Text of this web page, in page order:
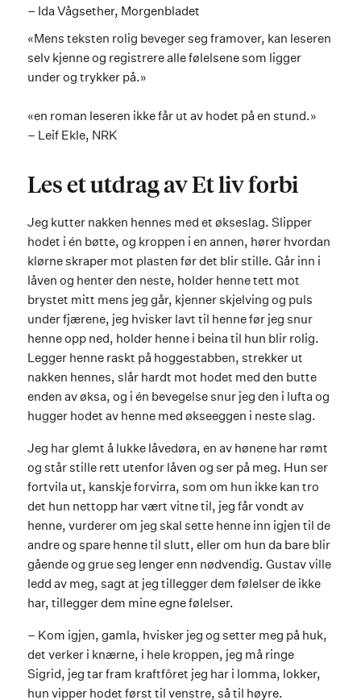
– Ida Vågsether, Morgenbladet
«Mens teksten rolig beveger seg framover, kan leseren
selv kjenne og registrere alle følelsene som ligger
under og trykker på.»
«en roman leseren ikke får ut av hodet på en stund.»
– Leif Ekle, NRK
Les et utdrag av Et liv forbi
Jeg kutter nakken hennes med et økseslag. Slipper
hodet i én bøtte, og kroppen i en annen, hører hvordan
klørne skraper mot plasten før det blir stille. Går inn i
låven og henter den neste, holder henne tett mot
brystet mitt mens jeg går, kjenner skjelving og puls
under fjærene, jeg hvisker lavt til henne før jeg snur
henne opp ned, holder henne i beina til hun blir rolig.
Legger henne raskt på hoggestabben, strekker ut
nakken hennes, slår hardt mot hodet med den butte
enden av øksa, og i én bevegelse snur jeg den i lufta og
hugger hodet av henne med økseeggen i neste slag.
Jeg har glemt å lukke låvedøra, en av hønene har rømt
og står stille rett utenfor låven og ser på meg. Hun ser
fortvila ut, kanskje forvirra, som om hun ikke kan tro
det hun nettopp har vært vitne til, jeg får vondt av
henne, vurderer om jeg skal sette henne inn igjen til de
andre og spare henne til slutt, eller om hun da bare blir
gående og grue seg lenger enn nødvendig. Gustav ville
ledd av meg, sagt at jeg tillegger dem følelser de ikke
har, tillegger dem mine egne følelser.
– Kom igjen, gamla, hvisker jeg og setter meg på huk,
det verker i knærne, i hele kroppen, jeg må ringe
Sigrid, jeg tar fram kraftfôret jeg har i lomma, lokker,
hun vipper hodet først til venstre, så til høyre.